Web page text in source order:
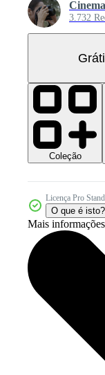
3.732
Coleção
Licença Pro
O que é isto?
Mais informações